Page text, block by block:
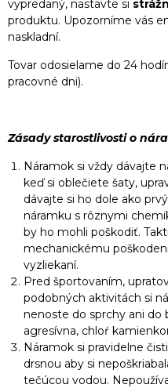
vypredaný, nastavte si
produktu. Upozorníme vás
naskladní.
Tovar odosielame do 24
pracovné dni).
Zásady starostlivosti o
Náramok si vždy dávajte
keď si oblečiete šaty,
dávajte si ho dole ako
náramku s rôznymi
by ho mohli poškodiť.
mechanickému
vyzliekaní.
Pred športovaním,
podobných aktivitách si
nenoste do sprchy ani do
agresívna, chloŕ
Náramok si pravidelne
drsnou aby si
tečúcou vodou.